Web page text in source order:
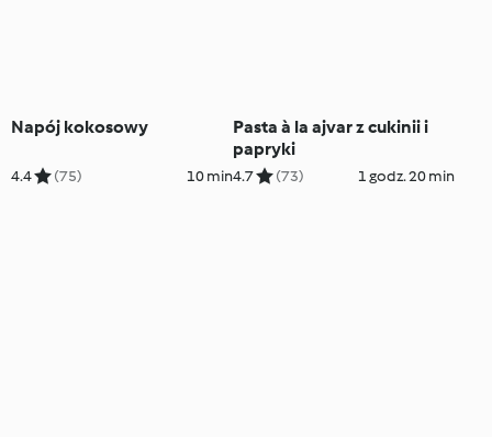
Napój kokosowy
4.4 (75) 10 min
Pasta à la ajvar z cukinii i
papryki
4.7 (73) 1 godz. 20 min